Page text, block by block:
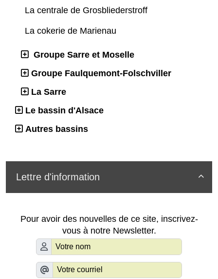
La centrale de Grosbliederstroff
La cokerie de Marienau
Groupe Sarre et Moselle
Groupe Faulquemont-Folschviller
La Sarre
Le bassin d'Alsace
Autres bassins

Lettre d'information
Pour avoir des nouvelles de ce site, inscrivez-
vous à notre Newsletter.